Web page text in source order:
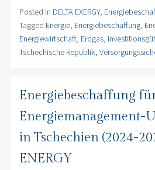
Posted in DELTA EXERGY,
Tagged Energie, Energiebeschaffung,
Energiewirtschaft, Erdgas,
Tschechische Republik,
Energiebeschaffung
Energiemanagement-
in Tschechien (2024-
ENERGY